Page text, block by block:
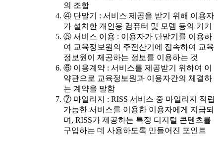
의 조합
④ 단말기 : 서비스 제공을 받기 위해 이용자
가 설치한 개인용 컴퓨터 및 모뎀 등의 기기
⑤ 서비스 이용 : 이용자가 단말기를 이용하
여 교육정보원의 주전산기에 접속하여 교육
정보원이 제공하는 정보를 이용하는 것
⑥ 이용계약 : 서비스를 제공받기 위하여 이
약관으로 교육정보원과 이용자간의 체결하
는 계약을 말함
⑦ 마일리지 : RISS 서비스 중 마일리지 적립
가능한 서비스를 이용한 이용자에게 지급되
며, RISS가 제공하는 특정 디지털 콘텐츠를
구입하는 데 사용하도록 만들어진 포인트